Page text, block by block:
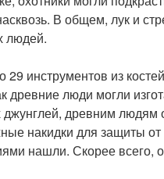
В общем, лук и
людей.
инструментов из
древние люди могли
древним
накидки для защиты
нашли. Скорее всего,